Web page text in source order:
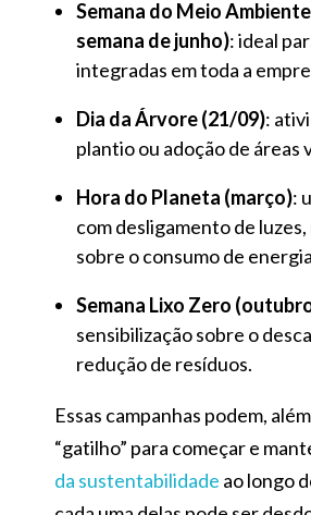
Semana do Meio
semana de junho): ideal
integradas em toda a
Dia da Árvore (21/09):
plantio ou adoção de áreas
Hora do Planeta (março):
com desligamento de
sobre o consumo de
Semana Lixo Zero
sensibilização sobre o
redução de resíduos.
Essas campanhas podem,
“gatilho” para começar e
da sustentabilidade ao longo